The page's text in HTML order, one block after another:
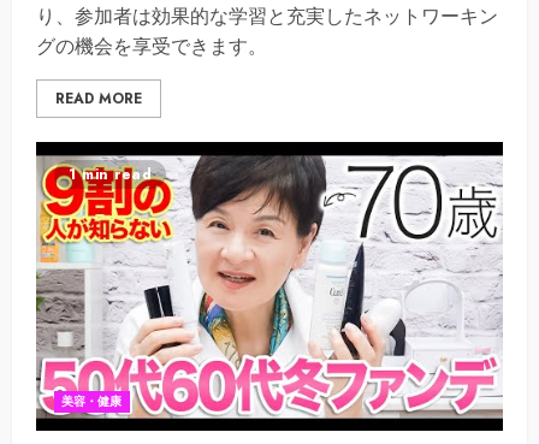
り、参加者は効果的な学習と充実したネットワーキン
グの機会を享受できます。
READ MORE
1 min read
美容・健康